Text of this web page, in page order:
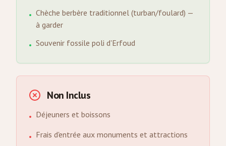
• Chèche berbère traditionnel (turban/foulard) —
à garder
• Souvenir fossile poli d'Erfoud
Non Inclus
• Déjeuners et boissons
• Frais d'entrée aux monuments et attractions